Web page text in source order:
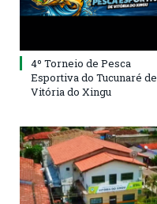
4º Torneio de Pesca
Esportiva do Tucunaré de
Vitória do Xingu